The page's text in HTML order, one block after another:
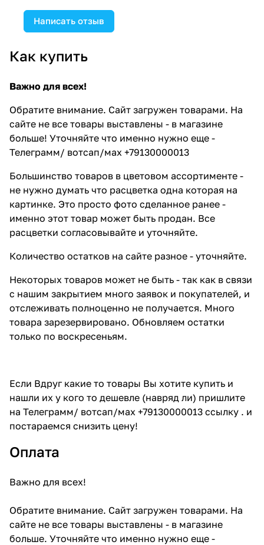
Написать отзыв
Как купить
Важно для всех!
Обратите внимание. Сайт загружен товарами. На
сайте не все товары выставлены - в магазине
больше! Уточняйте что именно нужно еще -
Телеграмм/ вотсап/мах +79130000013
Большинство товаров в цветовом ассортименте -
не нужно думать что расцветка одна которая на
картинке. Это просто фото сделанное ранее -
именно этот товар может быть продан. Все
расцветки согласовывайте и уточняйте.
Количество остатков на сайте разное - уточняйте.
Некоторых товаров может не быть - так как в связи
с нашим закрытием много заявок и покупателей, и
отслеживать полноценно не получается. Много
товара зарезервировано. Обновляем остатки
только по воскресеньям.
Если Вдруг какие то товары Вы хотите купить и
нашли их у кого то дешевле (навряд ли) пришлите
на Телеграмм/ вотсап/мах +79130000013 ссылку . и
постараемся снизить цену!
Оплата
Важно для всех!
Обратите внимание. Сайт загружен товарами. На
сайте не все товары выставлены - в магазине
больше. Уточняйте что именно нужно еще -